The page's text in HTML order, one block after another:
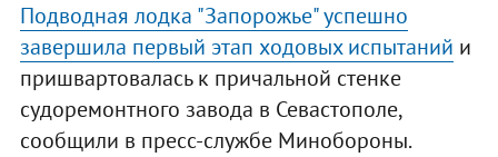
Подводная лодка "Запорожье" успешно
завершила первый этап ходовых испытаний и
пришвартовалась к причальной стенке
судоремонтного завода в Севастополе,
сообщили в пресс-службе Минобороны.